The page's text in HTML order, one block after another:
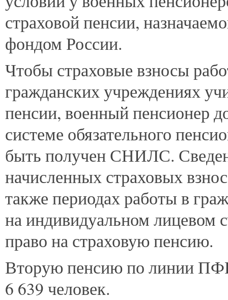
страховой пенсии,
фондом России.
Чтобы страховые взносы
гражданских учреждениях
пенсии, военный пенсионер
системе обязательного
быть получен СНИЛС.
начисленных страховых
также периодах работы в
на индивидуальном лицевом
право на страховую пенсию.
Вторую пенсию по линии
6 639 человек.